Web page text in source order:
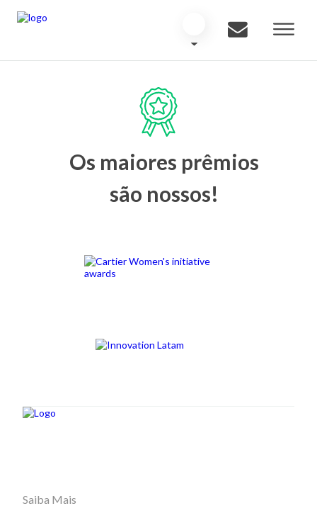
Os maiores prêmios
são nossos!
Saiba Mais